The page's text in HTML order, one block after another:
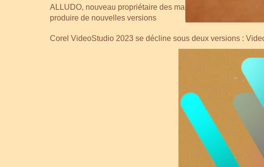
ALLUDO, nouveau propriétaire des marques COREL et
produire de nouvelles versions
Corel VideoStudio 2023 se décline sous deux versions :